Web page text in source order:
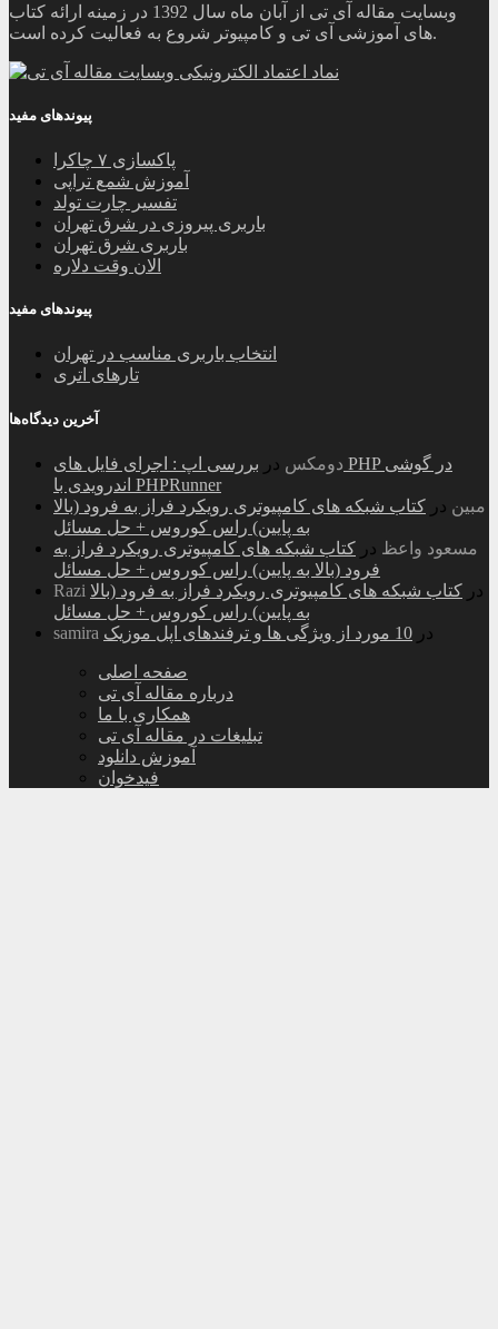
وبسایت مقاله آی تی از آبان ماه سال 1392 در زمینه ارائه کتاب
های آموزشی آی تی و کامپیوتر شروع به فعالیت کرده است.
پیوندهای مفید
پاکسازی ۷ چاکرا
آموزش شمع تراپی
تفسیر چارت تولد
باربری پیروزی در شرق تهران
باربری شرق تهران
الان وقت دلاره
پیوندهای مفید
انتخاب باربری مناسب در تهران
تارهای اتری
آخرین دیدگاه‌ها
دومکس در بررسی اپ : اجرای فایل های PHP در گوشی
اندرویدی با PHPRunner
مبین در کتاب شبکه های کامپیوتری رویکرد فراز به فرود (بالا
به پایین) راس کوروس + حل مسائل
مسعود واعظ در کتاب شبکه های کامپیوتری رویکرد فراز به
فرود (بالا به پایین) راس کوروس + حل مسائل
Razi
در کتاب شبکه های کامپیوتری رویکرد فراز به فرود (بالا
به پایین) راس کوروس + حل مسائل
samira
در 10 مورد از ویژگی ها و ترفندهای اپل موزیک
صفحه اصلی
درباره مقاله آی تی
همکاری با ما
تبلیغات در مقاله آی تی
آموزش دانلود
فیدخوان